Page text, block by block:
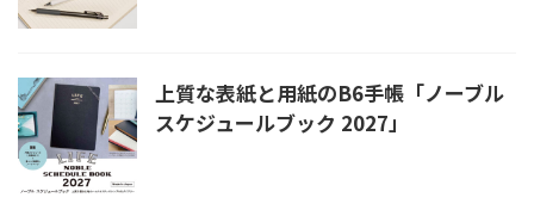
上質な表紙と用紙のB6手帳「ノーブル
スケジュールブック 2027」